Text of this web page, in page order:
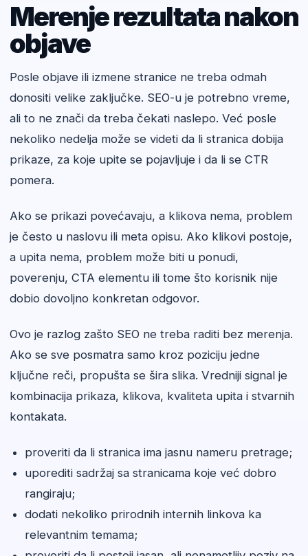
Merenje rezultata nakon
objave
Posle objave ili izmene stranice ne treba odmah
donositi velike zaključke. SEO-u je potrebno vreme,
ali to ne znači da treba čekati naslepo. Već posle
nekoliko nedelja može se videti da li stranica dobija
prikaze, za koje upite se pojavljuje i da li se CTR
pomera.
Ako se prikazi povećavaju, a klikova nema, problem
je često u naslovu ili meta opisu. Ako klikovi postoje,
a upita nema, problem može biti u ponudi,
poverenju, CTA elementu ili tome što korisnik nije
dobio dovoljno konkretan odgovor.
Ovo je razlog zašto SEO ne treba raditi bez merenja.
Ako se sve posmatra samo kroz poziciju jedne
ključne reči, propušta se šira slika. Vredniji signal je
kombinacija prikaza, klikova, kvaliteta upita i stvarnih
kontakata.
proveriti da li stranica ima jasnu nameru pretrage;
uporediti sadržaj sa stranicama koje već dobro
rangiraju;
dodati nekoliko prirodnih internih linkova ka
relevantnim temama;